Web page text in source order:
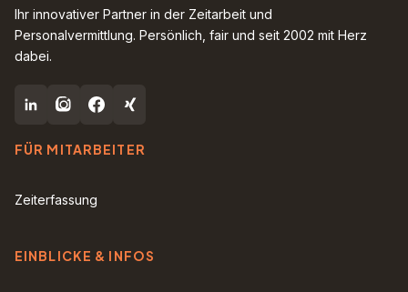
Ihr innovativer Partner in der Zeitarbeit und
Personalvermittlung. Persönlich, fair und seit 2002 mit Herz
dabei.
FÜR MITARBEITER
Zeiterfassung
EINBLICKE & INFOS